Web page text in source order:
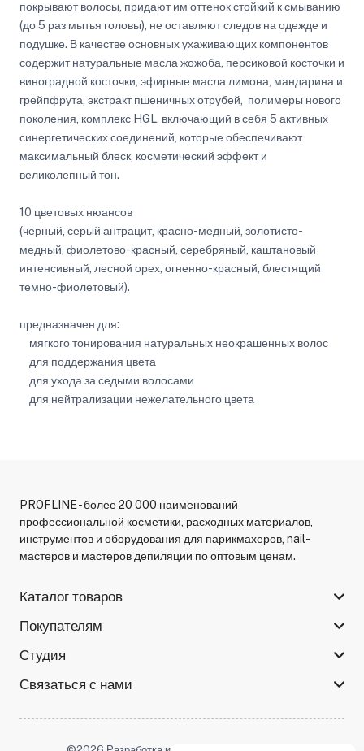
покрывают волосы, придают им оттенок стойкий к смыванию
(до 5 раз мытья головы), не оставляют следов на одежде и
подушке. В качестве основных ухаживающих компонентов
содержит натуральные масла жожоба, персиковой косточки и
виноградной косточки, эфирные масла лимона, мандарина и
грейпфрута, экстракт пшеничных отрубей, полимеры нового
поколения, комплекс HGL, включающий в себя 5 активных
синергетических соединений, которые обеспечивают
максимальный блеск, косметический эффект и
великолепный тон.
10 цветовых нюансов
(черный, серый антрацит, красно-медный, золотисто-
медный, фиолетово-красный, серебряный, каштановый
интенсивный, лесной орех, огненно-красный, блестящий
темно-фиолетовый).
предназначен для:
мягкого тонирования натуральных неокрашенных волос
для поддержания цвета
для ухода за седыми волосами
для нейтрализации нежелательного цвета
PROFLINE - более 20 000 наименований
профессиональной косметики, расходных материалов,
инструментов и оборудования для парикмахеров, nail-
мастеров и мастеров депиляции по оптовым ценам.
Каталог товаров
Покупателям
Студия
Связаться с нами